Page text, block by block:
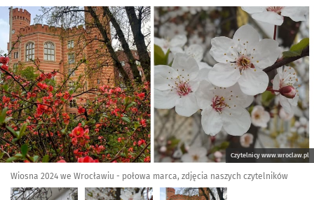
Kliknij, aby zobaczyć galerię
Czytelnicy www.wroclaw.pl
Wiosna 2024 we Wrocławiu - połowa marca, zdjęcia naszych czytelników